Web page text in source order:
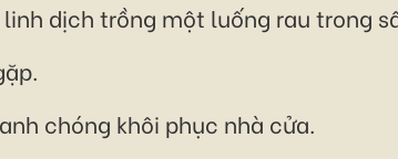
dịch trồng một luống rau trong
chóng khôi phục nhà cửa.